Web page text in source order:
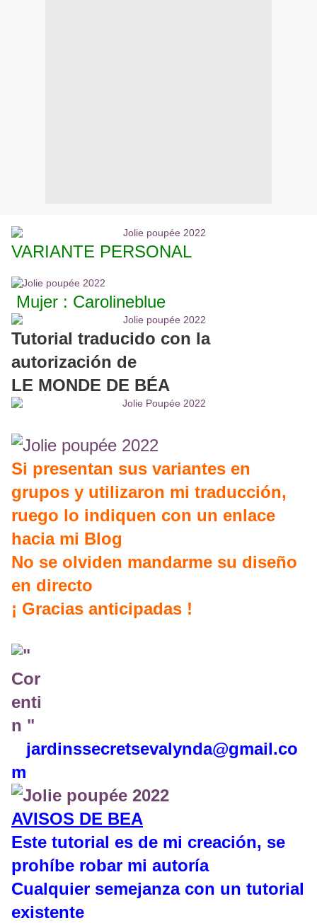
VARIANTE PERSONAL
Mujer : Carolineblue
Tutorial traducido con la
autorización de
LE MONDE DE BÉA
Si presentan sus variantes en
grupos y utilizaron mi traducción,
ruego lo indiquen con un enlace
hacia mi Blog
No se olviden mandarme su diseño
en directo
¡ Gracias anticipadas !
jardinssecretsevalynda@gmail.co
m
AVISOS DE BEA
Este tutorial es de mi creación, se
prohíbe robar mi autoría
Cualquier semejanza con un tutorial
existente